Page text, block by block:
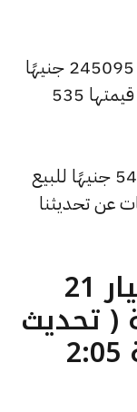
وارتفع سعر الأونصة بالجنيه ليصل إلى 245095 جنيهًا
للبيع و243320 جنيهًا للشراء، بزيادة قيمتها 535
وتراجع سعر دولار الصاغة ليسجل 54.01 جنيهًا للبيع
بتراجع قدره 0 جنيهات عن تحديثنا
ما هو سعر الذهب عيار 21
( تحديث
الأحد 17 مايو الساعة 2:05